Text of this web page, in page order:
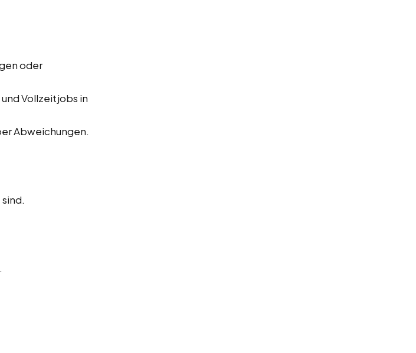
oder
Vollzeitjobs in
Abweichungen.